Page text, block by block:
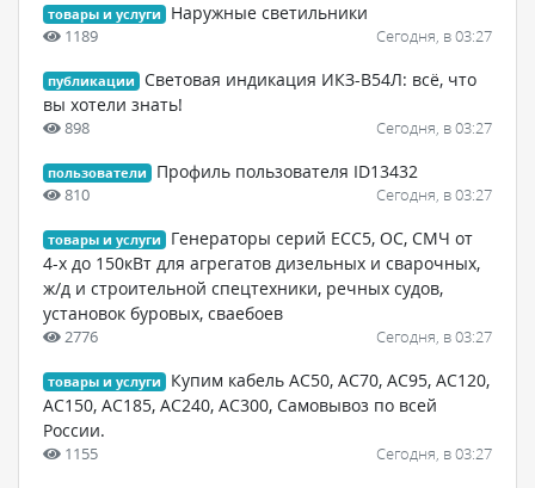
товары и услуги Наружные светильники
1189 Сегодня, в 03:27
публикации
Световая индикация ИКЗ-В54Л: всё, что
вы хотели знать!
898 Сегодня, в 03:27
пользователи Профиль пользователя ID13432
810 Сегодня, в 03:27
товары и услуги
Генераторы серий ЕСС5, ОС, СМЧ от
4-х до 150кВт для агрегатов дизельных и сварочных,
ж/д и строительной спецтехники, речных судов,
установок буровых, сваебоев
2776 Сегодня, в 03:27
товары и услуги
Купим кабель АС50, АС70, АС95, АС120,
АС150, АС185, АС240, АС300, Самовывоз по всей
России.
1155 Сегодня, в 03:27